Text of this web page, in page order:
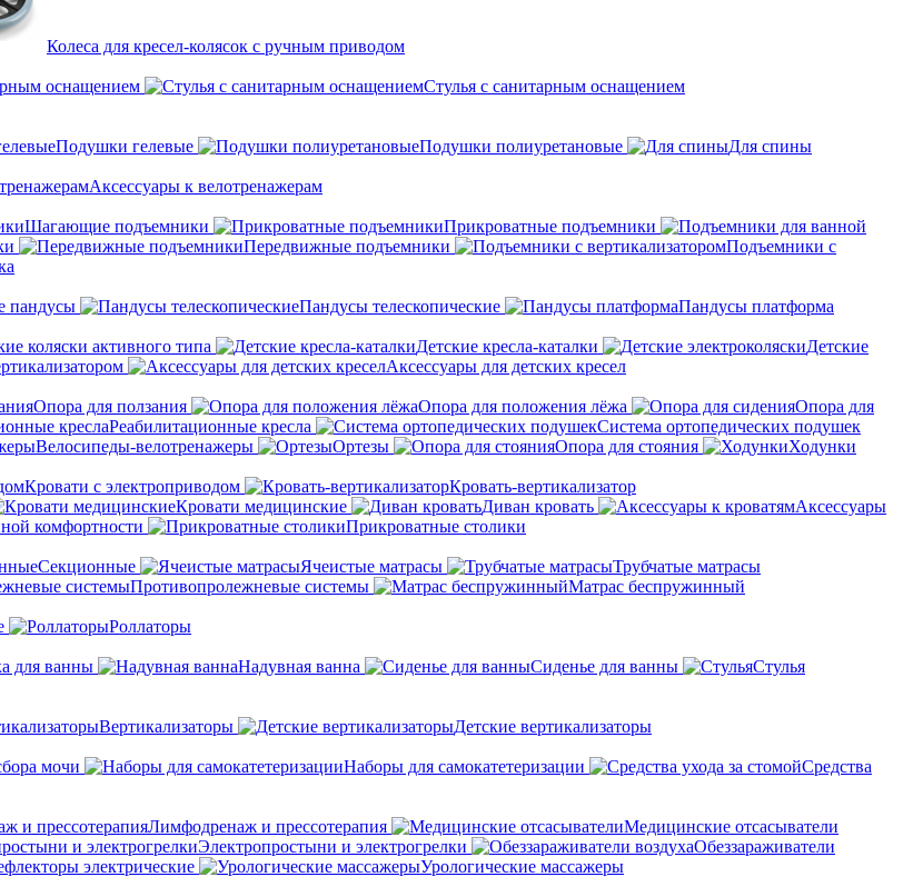
Колеса для кресел-колясок с ручным приводом
оснащением
Стулья с санитарным оснащением
Подушки гелевые Подушки полиуретановые
Для спины
Аксессуары к велотренажерам
Шагающие подъемники
Прикроватные подъемники
Передвижные подъемники
Подъемники с
пандусы Пандусы телескопические
Пандусы платформа
коляски активного типа Детские кресла-каталки
Детские
Аксессуары для детских кресел
Опора для ползания Опора для положения лёжа
Опора для
Реабилитационные кресла
Система ортопедических подушек
Велосипеды-велотренажеры Ортезы Опора для стояния
Ходунки
Кровати с электроприводом
Кровать-вертикализатор
Кровати медицинские Диван кровать
Аксессуары
комфортности
Прикроватные столики
Секционные Ячеистые матрасы
Трубчатые матрасы
Противопролежневые системы
Матрас беспружинный
Роллаторы
для ванны Надувная ванна Сиденье для ванны
Стулья
Вертикализаторы
Детские вертикализаторы
мочи
Наборы для самокатетеризации
Средства
Лимфодренаж и прессотерапия
Медицинские отсасыватели
Электропростыни и электрогрелки
Обеззараживатели
электрические Урологические массажеры